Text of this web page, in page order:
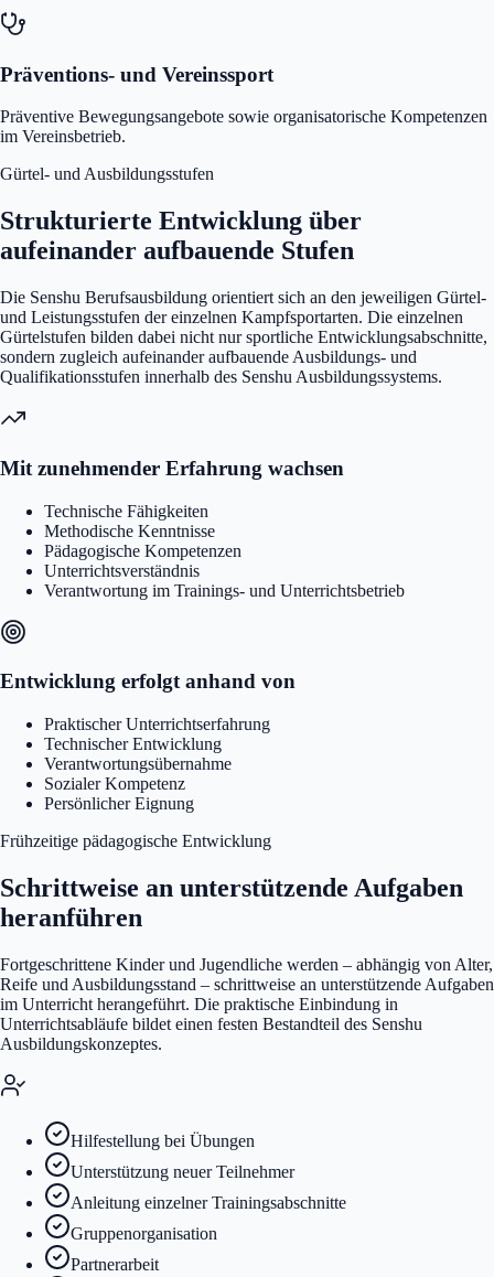
Präventions- und Vereinssport
Präventive Bewegungsangebote sowie organisatorische Kompetenzen
im Vereinsbetrieb.
Gürtel- und Ausbildungsstufen
Strukturierte Entwicklung über
aufeinander aufbauende Stufen
Die Senshu Berufsausbildung orientiert sich an den jeweiligen Gürtel-
und Leistungsstufen der einzelnen Kampfsportarten. Die einzelnen
Gürtelstufen bilden dabei nicht nur sportliche Entwicklungsabschnitte,
sondern zugleich aufeinander aufbauende Ausbildungs- und
Qualifikationsstufen innerhalb des Senshu Ausbildungssystems.
Mit zunehmender Erfahrung wachsen
Technische Fähigkeiten
Methodische Kenntnisse
Pädagogische Kompetenzen
Unterrichtsverständnis
Verantwortung im Trainings- und Unterrichtsbetrieb
Entwicklung erfolgt anhand von
Praktischer Unterrichtserfahrung
Technischer Entwicklung
Verantwortungsübernahme
Sozialer Kompetenz
Persönlicher Eignung
Frühzeitige pädagogische Entwicklung
Schrittweise an unterstützende Aufgaben
heranführen
Fortgeschrittene Kinder und Jugendliche werden – abhängig von Alter,
Reife und Ausbildungsstand – schrittweise an unterstützende Aufgaben
im Unterricht herangeführt. Die praktische Einbindung in
Unterrichtsabläufe bildet einen festen Bestandteil des Senshu
Ausbildungskonzeptes.
Hilfestellung bei Übungen
Unterstützung neuer Teilnehmer
Anleitung einzelner Trainingsabschnitte
Gruppenorganisation
Partnerarbeit